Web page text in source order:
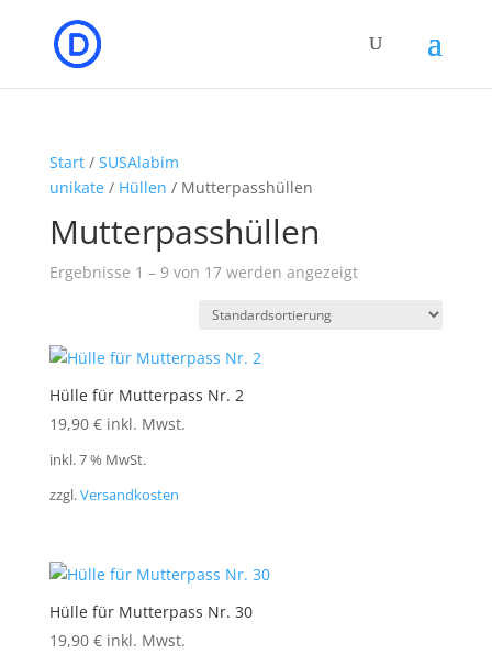
Start/ SUSAlabim
unikate/ Hüllen / Mutterpasshüllen
Mutterpasshüllen
Ergebnisse 1 – 9 von 17 werden angezeigt
Hülle für Mutterpass Nr. 2
19,90 € inkl. Mwst.
inkl. 7 % MwSt.
zzgl.Versandkosten
Hülle für Mutterpass Nr. 30
19,90 € inkl. Mwst.